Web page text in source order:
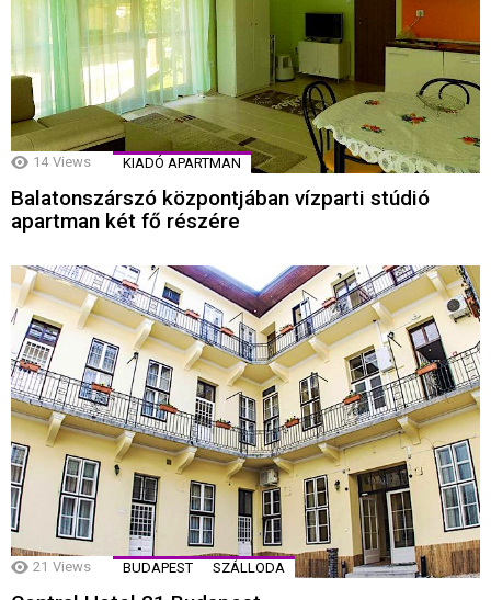
14 Views KIADÓ APARTMAN
Balatonszárszó központjában vízparti stúdió
apartman két fő részére
21 Views BUDAPEST SZÁLLODA